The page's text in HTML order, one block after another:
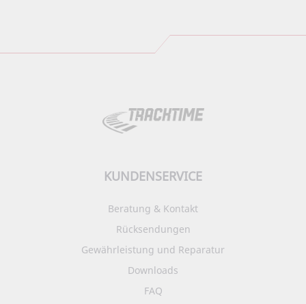
KUNDENSERVICE
Beratung & Kontakt
Rücksendungen
Gewährleistung und Reparatur
Downloads
FAQ